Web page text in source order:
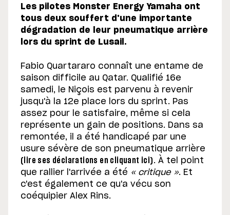
Les pilotes Monster Energy Yamaha ont
tous deux souffert d'une importante
dégradation de leur pneumatique arrière
lors du sprint de Lusail.
Fabio Quartararo connaît une entame de
saison difficile au Qatar. Qualifié 16e
samedi, le Niçois est parvenu à revenir
jusqu'à la 12e place lors du sprint. Pas
assez pour le satisfaire, même si cela
représente un gain de positions. Dans sa
remontée, il a été handicapé par une
usure sévère de son pneumatique arrière
(lire ses déclarations en cliquant ici). À tel point
que rallier l'arrivée a été « critique ». Et
c'est également ce qu'a vécu son
coéquipier Alex Rins.